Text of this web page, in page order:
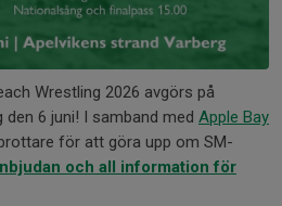
Wrestling 2026 avgörs på
6 juni! I samband med Apple Bay
för att göra upp om SM-
och all information för